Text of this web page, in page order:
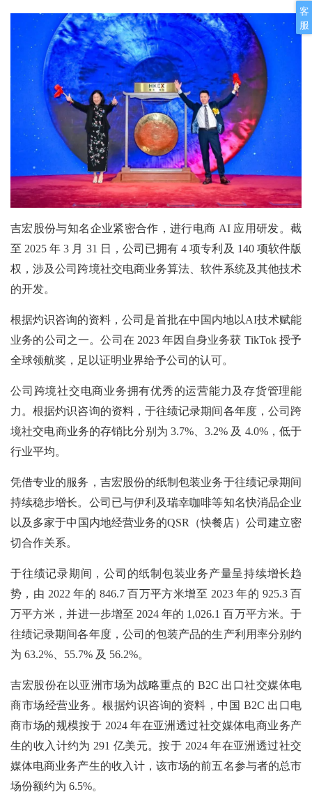
客
服
吉宏股份与知名企业紧密合作，进行电商 AI 应用研发。截
至 2025 年 3 月 31 日，公司已拥有 4 项专利及 140 项软件版
权，涉及公司跨境社交电商业务算法、软件系统及其他技术
的开发。
根据灼识咨询的资料，公司是首批在中国内地以AI技术赋能
业务的公司之一。公司在 2023 年因自身业务获 TikTok 授予
全球领航奖，足以证明业界给予公司的认可。
公司跨境社交电商业务拥有优秀的运营能力及存货管理能
力。根据灼识咨询的资料，于往绩记录期间各年度，公司跨
境社交电商业务的存销比分别为 3.7%、3.2% 及 4.0%，低于
行业平均。
凭借专业的服务，吉宏股份的纸制包装业务于往绩记录期间
持续稳步增长。公司已与伊利及瑞幸咖啡等知名快消品企业
以及多家于中国内地经营业务的QSR（快餐店）公司建立密
切合作关系。
于往绩记录期间，公司的纸制包装业务产量呈持续增长趋
势，由 2022 年的 846.7 百万平方米增至 2023 年的 925.3 百
万平方米，并进一步增至 2024 年的 1,026.1 百万平方米。于
往绩记录期间各年度，公司的包装产品的生产利用率分别约
为 63.2%、55.7% 及 56.2%。
吉宏股份在以亚洲市场为战略重点的 B2C 出口社交媒体电
商市场经营业务。根据灼识咨询的资料，中国 B2C 出口电
商市场的规模按于 2024 年在亚洲透过社交媒体电商业务产
生的收入计约为 291 亿美元。按于 2024 年在亚洲透过社交
媒体电商业务产生的收入计，该市场的前五名参与者的总市
场份额约为 6.5%。